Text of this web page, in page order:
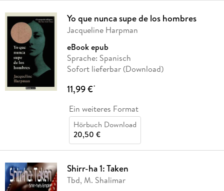
Yo que nunca supe de los hombres
Jacqueline Harpman
eBook epub
Sprache: Spanisch
Sofort lieferbar (Download)
11,99 €*
Ein weiteres Format
Hörbuch Download
20,50 €
Shirr-ha 1: Taken
Tbd, M. Shalimar